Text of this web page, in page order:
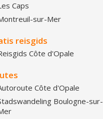
Caps
sur-Mer
reisgids
Côte d'Opale
Côte d'Opale
Boulogne-sur-